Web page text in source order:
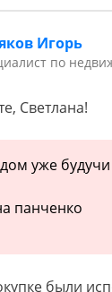
Игорь
по
Светлана!
уже
панченко
были